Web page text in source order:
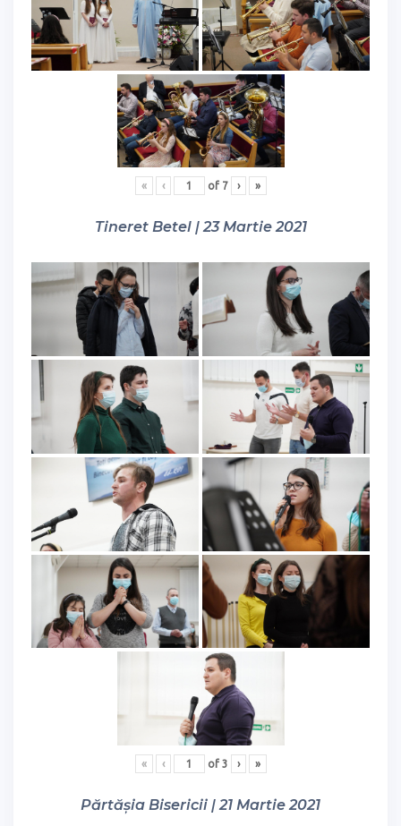
« ‹ of 7 › »
Tineret Betel | 23 Martie 2021
« ‹ of 3 › »
Părtășia Bisericii | 21 Martie 2021